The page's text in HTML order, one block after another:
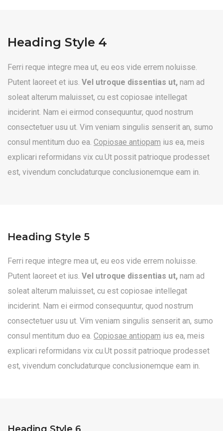
Heading Style 4
Ferri reque integre mea ut, eu eos vide errem noluisse.
Putent laoreet et ius. Vel utroque dissentias ut, nam ad
soleat alterum maluisset, cu est copiosae intellegat
inciderint. Nam ei eirmod consequuntur, quod nostrum
consectetuer usu ut. Vim veniam singulis senserit an, sumo
consul mentitum duo ea. Copiosae antiopam ius ea, meis
explicari reformidans vix cu.Ut possit patrioque prodesset
est, vivendum concludaturque conclusionemque eam in.
Heading Style 5
Ferri reque integre mea ut, eu eos vide errem noluisse.
Putent laoreet et ius. Vel utroque dissentias ut, nam ad
soleat alterum maluisset, cu est copiosae intellegat
inciderint. Nam ei eirmod consequuntur, quod nostrum
consectetuer usu ut. Vim veniam singulis senserit an, sumo
consul mentitum duo ea. Copiosae antiopam ius ea, meis
explicari reformidans vix cu.Ut possit patrioque prodesset
est, vivendum concludaturque conclusionemque eam in.